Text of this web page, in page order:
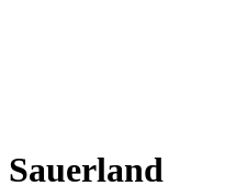
Sauerland